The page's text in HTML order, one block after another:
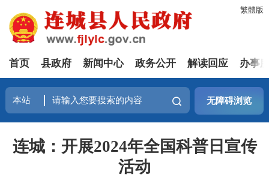
繁體版
首页 县政府 新闻中心 政务公开 解读回应 办事
无障碍浏览
连城：开展2024年全国科普日宣传
活动